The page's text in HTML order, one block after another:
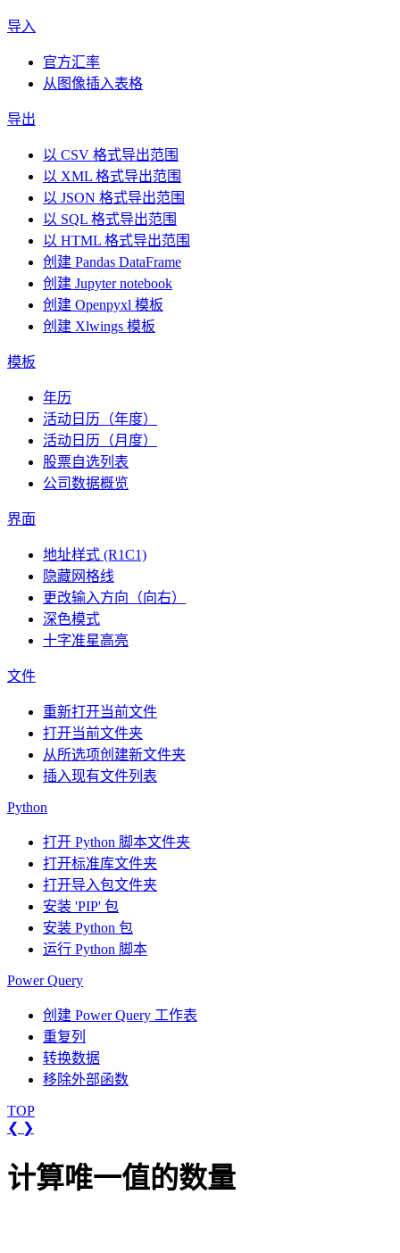
导入
官方汇率
从图像插入表格
导出
以 CSV 格式导出范围
以 XML 格式导出范围
以 JSON 格式导出范围
以 SQL 格式导出范围
以 HTML 格式导出范围
创建 Pandas DataFrame
创建 Jupyter notebook
创建 Openpyxl 模板
创建 Xlwings 模板
模板
年历
活动日历（年度）
活动日历（月度）
股票自选列表
公司数据概览
界面
地址样式 (R1C1)
隐藏网格线
更改输入方向（向右）
深色模式
十字准星高亮
文件
重新打开当前文件
打开当前文件夹
从所选项创建新文件夹
插入现有文件列表
Python
打开 Python 脚本文件夹
打开标准库文件夹
打开导入包文件夹
安装 'PIP' 包
安装 Python 包
运行 Python 脚本
Power Query
创建 Power Query 工作表
重复列
转换数据
移除外部函数
TOP
❮ ❯
计算唯一值的数量